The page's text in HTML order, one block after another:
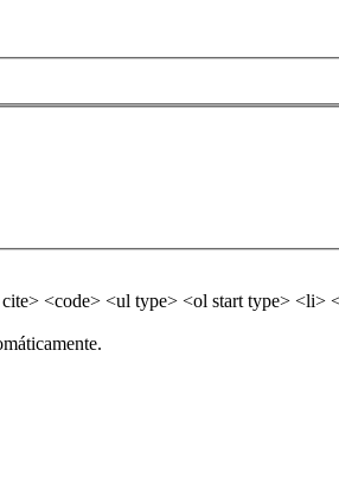
<code> <ul type> <ol start type>